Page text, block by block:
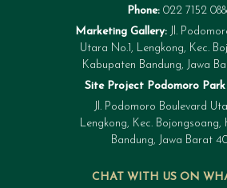
CHAT WITH US ON
Phone: 022 7152
Marketing Gallery: Jl.
Utara No.1, Lengkong, Kec.
Kabupaten Bandung, Jawa
Site Project Podomoro Park
Jl. Podomoro Boulevard
Lengkong, Kec. Bojongsoang,
Bandung, Jawa Barat